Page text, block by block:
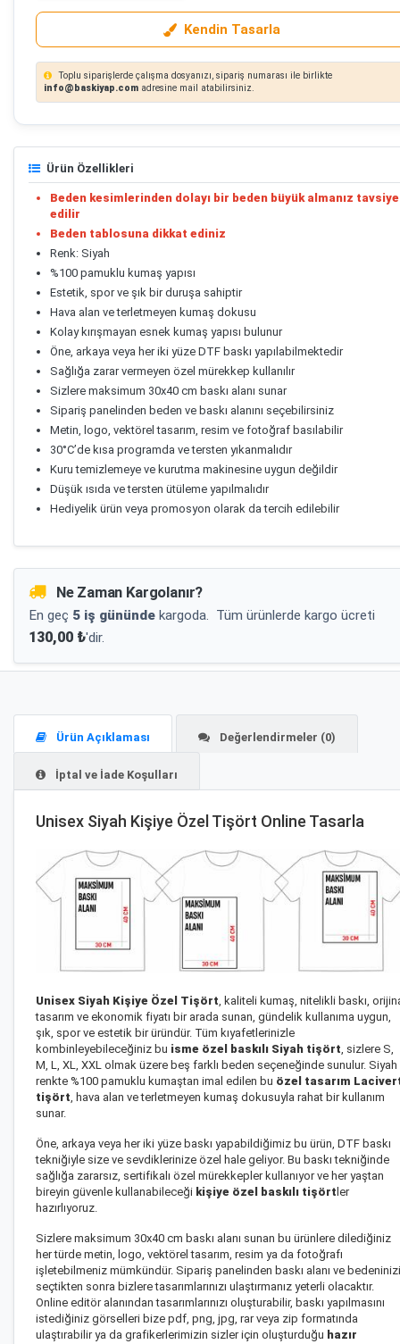
Kendin Tasarla
Toplu siparişlerde çalışma dosyanızı, sipariş numarası ile birlikte
info@baskiyap.com adresine mail atabilirsiniz.
Ürün Özellikleri
Beden kesimlerinden dolayı bir beden büyük almanız tavsiye
edilir
Beden tablosuna dikkat ediniz
Renk: Siyah
%100 pamuklu kumaş yapısı
Estetik, spor ve şık bir duruşa sahiptir
Hava alan ve terletmeyen kumaş dokusu
Kolay kırışmayan esnek kumaş yapısı bulunur
Öne, arkaya veya her iki yüze DTF baskı yapılabilmektedir
Sağlığa zarar vermeyen özel mürekkep kullanılır
Sizlere maksimum 30x40 cm baskı alanı sunar
Sipariş panelinden beden ve baskı alanını seçebilirsiniz
Metin, logo, vektörel tasarım, resim ve fotoğraf basılabilir
30°C’de kısa programda ve tersten yıkanmalıdır
Kuru temizlemeye ve kurutma makinesine uygun değildir
Düşük ısıda ve tersten ütüleme yapılmalıdır
Hediyelik ürün veya promosyon olarak da tercih edilebilir
Ne Zaman Kargolanır?
En geç 5 iş gününde kargoda. Tüm ürünlerde kargo ücreti
130,00 ₺'dir.
Ürün Açıklaması Değerlendirmeler (0)
İptal ve İade Koşulları
Unisex Siyah Kişiye Özel Tişört Online Tasarla
Unisex Siyah Kişiye Özel Tişört, kaliteli kumaş, nitelikli baskı,
tasarım ve ekonomik fiyatı bir arada sunan, gündelik kullanıma uygun,
şık, spor ve estetik bir üründür. Tüm kıyafetlerinizle
kombinleyebileceğiniz bu isme özel baskılı Siyah tişört, sizlere S,
M, L, XL, XXL olmak üzere beş farklı beden seçeneğinde sunulur. Siyah
renkte %100 pamuklu kumaştan imal edilen bu özel tasarım
tişört, hava alan ve terletmeyen kumaş dokusuyla rahat bir kullanım
sunar.
Öne, arkaya veya her iki yüze baskı yapabildiğimiz bu ürün, DTF baskı
tekniğiyle size ve sevdiklerinize özel hale geliyor. Bu baskı tekniğinde
sağlığa zararsız, sertifikalı özel mürekkepler kullanıyor ve her yaştan
bireyin güvenle kullanabileceği kişiye özel baskılı tişört ler
hazırlıyoruz.
Sizlere maksimum 30x40 cm baskı alanı sunan bu ürünlere dilediğiniz
her türde metin, logo, vektörel tasarım, resim ya da fotoğrafı
işletebilmeniz mümkündür. Sipariş panelinden baskı alanı ve bedeninizi
seçtikten sonra bizlere tasarımlarınızı ulaştırmanız yeterli olacaktır.
Online editör alanından tasarımlarınızı oluşturabilir, baskı yapılmasını
istediğiniz görselleri bize pdf, png, jpg, rar veya zip formatında
ulaştırabilir ya da grafikerlerimizin sizler için oluşturduğu hazır